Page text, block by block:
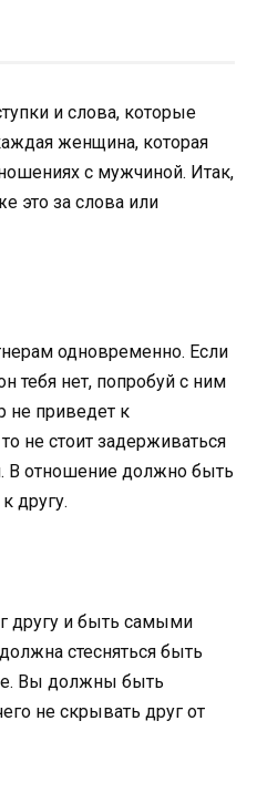
и слова, которые
женщина, которая
с мужчиной. Итак,
это за слова или
одновременно. Если
тебя нет, попробуй с ним
не приведет к
не стоит задерживаться
В отношение должно быть
другу.
другу и быть самыми
стесняться быть
Вы должны быть
не скрывать друг от